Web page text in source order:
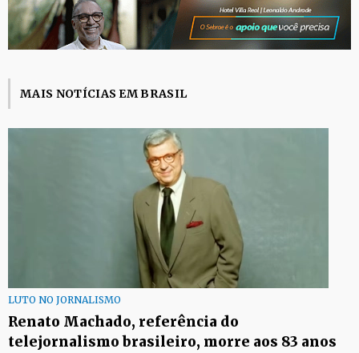
MAIS NOTÍCIAS EM BRASIL
LUTO NO JORNALISMO
Renato Machado, referência do
telejornalismo brasileiro, morre aos 83 anos